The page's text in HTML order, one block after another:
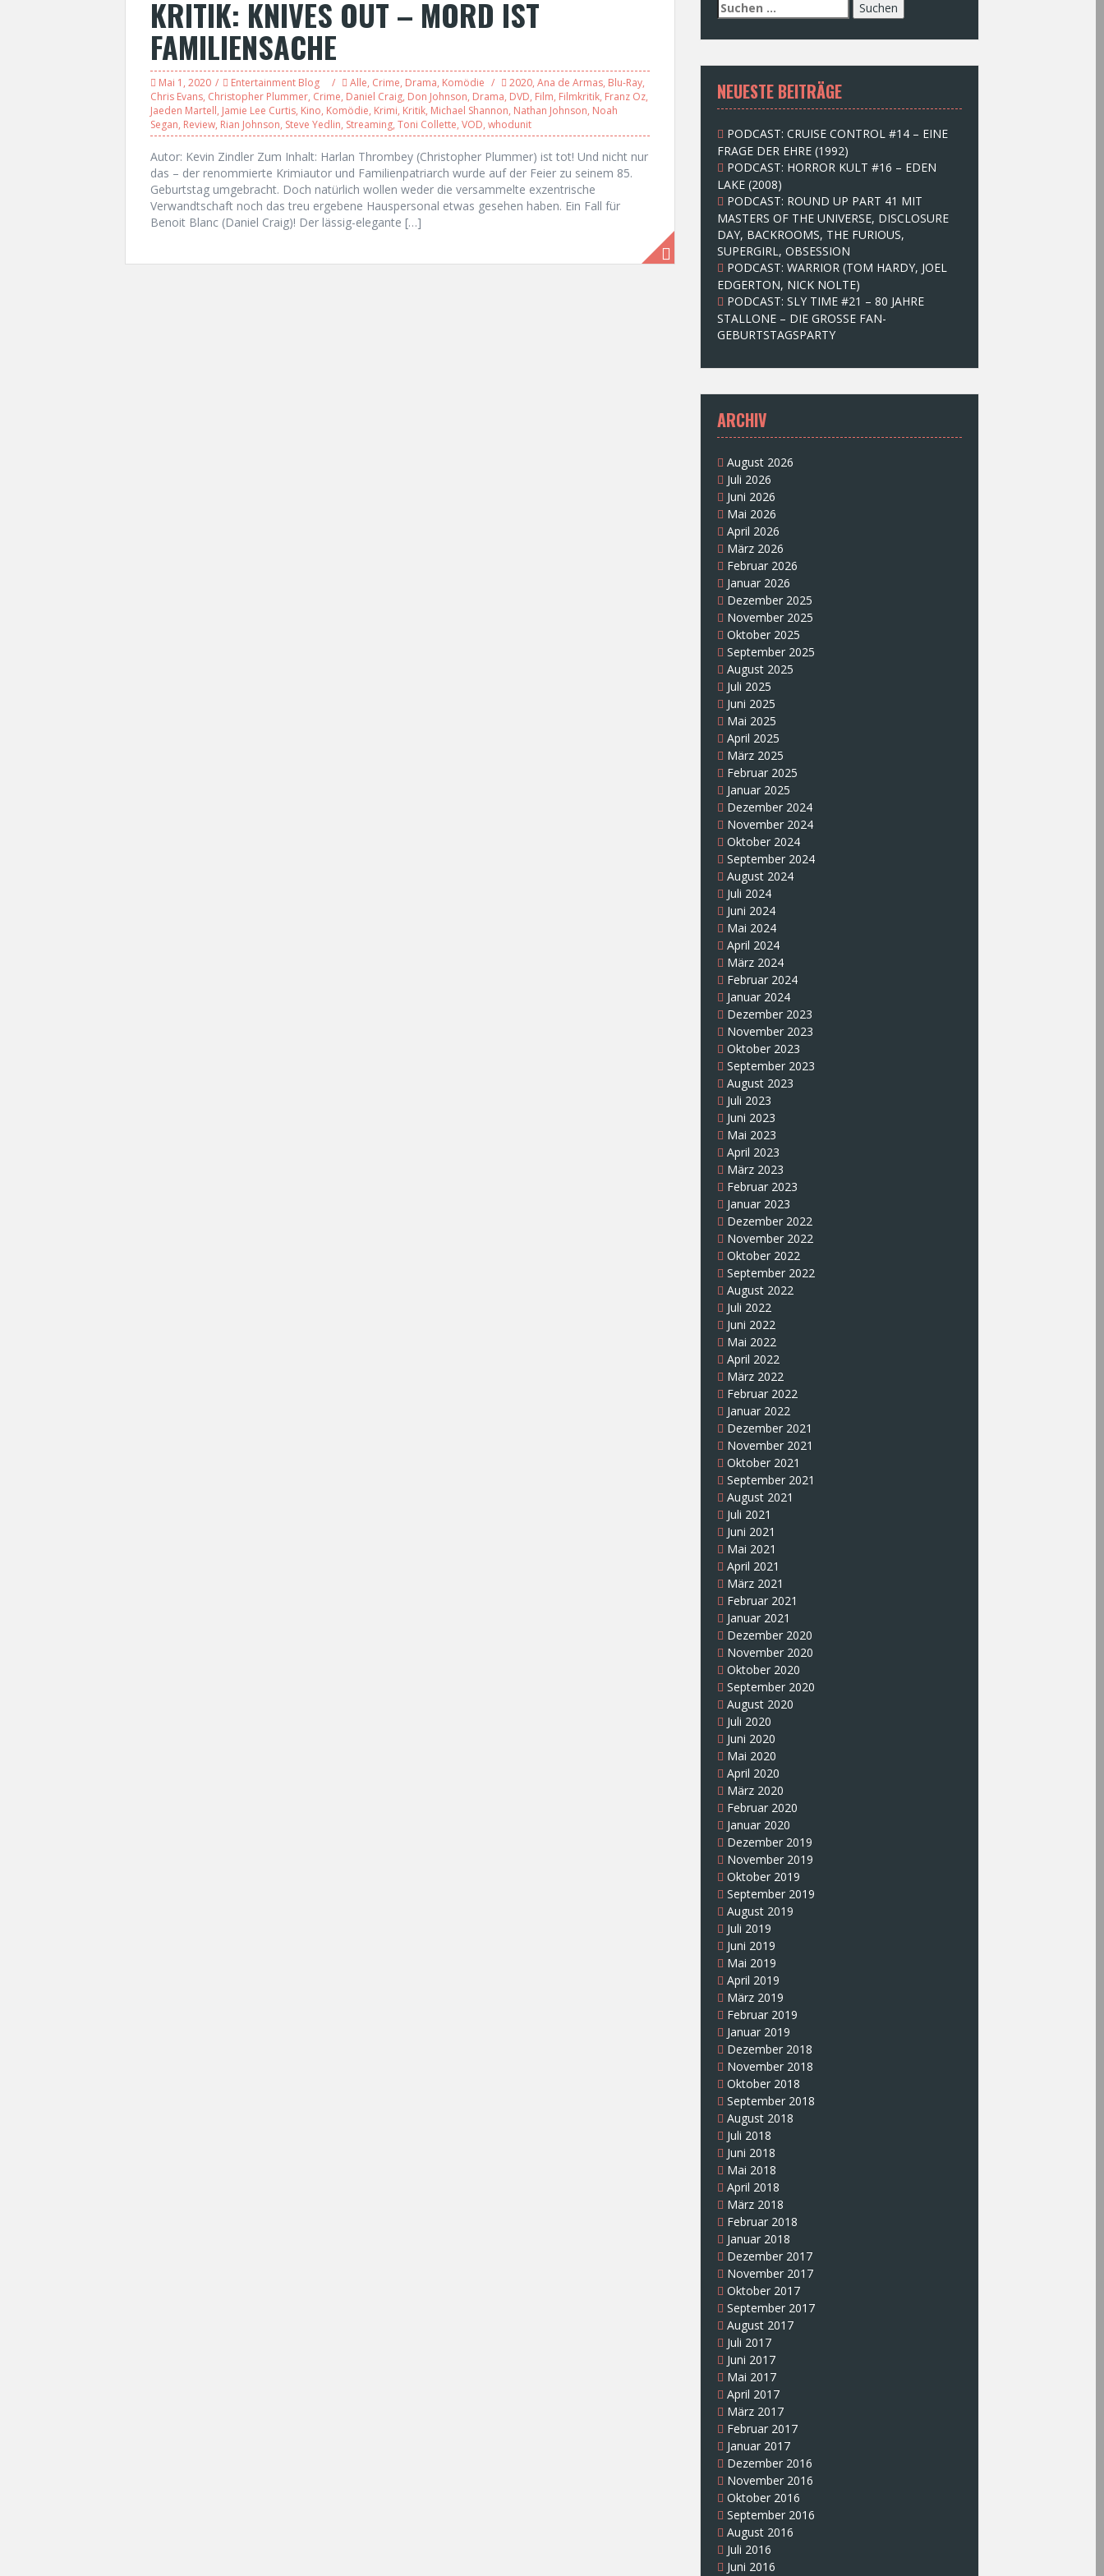
KRITIK: KNIVES OUT – MORD IST
FAMILIENSACHE
Mai 1, 2020 Entertainment Blog Alle, Crime, Drama, Komödie 2020, Ana de Armas, Blu-Ray,
Chris Evans, Christopher Plummer, Crime, Daniel Craig, Don Johnson, Drama, DVD, Film, Filmkritik, Franz Oz,
Jaeden Martell, Jamie Lee Curtis, Kino, Komödie, Krimi, Kritik, Michael Shannon, Nathan Johnson, Noah
Segan, Review, Rian Johnson, Steve Yedlin, Streaming, Toni Collette, VOD, whodunit
Autor: Kevin Zindler Zum Inhalt: Harlan Thrombey (Christopher Plummer) ist tot! Und nicht nur
das – der renommierte Krimiautor und Familienpatriarch wurde auf der Feier zu seinem 85.
Geburtstag umgebracht. Doch natürlich wollen weder die versammelte exzentrische
Verwandtschaft noch das treu ergebene Hauspersonal etwas gesehen haben. Ein Fall für
Benoit Blanc (Daniel Craig)! Der lässig-elegante […]
S
u
c
e
n
n
c
h
:
NEUESTE BEITRÄGE
PODCAST: CRUISE CONTROL #14 – EINE
FRAGE DER EHRE (1992)
PODCAST: HORROR KULT #16 – EDEN
LAKE (2008)
PODCAST: ROUND UP PART 41 MIT
MASTERS OF THE UNIVERSE, DISCLOSURE
DAY, BACKROOMS, THE FURIOUS,
SUPERGIRL, OBSESSION
PODCAST: WARRIOR (TOM HARDY, JOEL
EDGERTON, NICK NOLTE)
PODCAST: SLY TIME #21 – 80 JAHRE
STALLONE – DIE GROSSE FAN-
GEBURTSTAGSPARTY
ARCHIV
August 2026
Juli 2026
Juni 2026
Mai 2026
April 2026
März 2026
Februar 2026
Januar 2026
Dezember 2025
November 2025
Oktober 2025
September 2025
August 2025
Juli 2025
Juni 2025
Mai 2025
April 2025
März 2025
Februar 2025
Januar 2025
Dezember 2024
November 2024
Oktober 2024
September 2024
August 2024
Juli 2024
Juni 2024
Mai 2024
April 2024
März 2024
Februar 2024
Januar 2024
Dezember 2023
November 2023
Oktober 2023
September 2023
August 2023
Juli 2023
Juni 2023
Mai 2023
April 2023
März 2023
Februar 2023
Januar 2023
Dezember 2022
November 2022
Oktober 2022
September 2022
August 2022
Juli 2022
Juni 2022
Mai 2022
April 2022
März 2022
Februar 2022
Januar 2022
Dezember 2021
November 2021
Oktober 2021
September 2021
August 2021
Juli 2021
Juni 2021
Mai 2021
April 2021
März 2021
Februar 2021
Januar 2021
Dezember 2020
November 2020
Oktober 2020
September 2020
August 2020
Juli 2020
Juni 2020
Mai 2020
April 2020
März 2020
Februar 2020
Januar 2020
Dezember 2019
November 2019
Oktober 2019
September 2019
August 2019
Juli 2019
Juni 2019
Mai 2019
April 2019
März 2019
Februar 2019
Januar 2019
Dezember 2018
November 2018
Oktober 2018
September 2018
August 2018
Juli 2018
Juni 2018
Mai 2018
April 2018
März 2018
Februar 2018
Januar 2018
Dezember 2017
November 2017
Oktober 2017
September 2017
August 2017
Juli 2017
Juni 2017
Mai 2017
April 2017
März 2017
Februar 2017
Januar 2017
Dezember 2016
November 2016
Oktober 2016
September 2016
August 2016
Juli 2016
Juni 2016